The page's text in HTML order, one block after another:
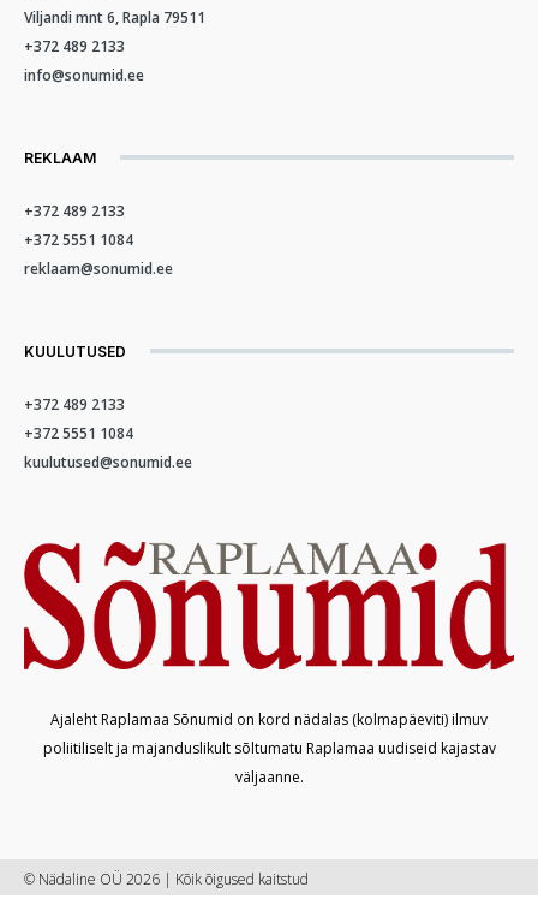
Viljandi mnt 6, Rapla 79511
+372 489 2133
info@sonumid.ee
REKLAAM
+372 489 2133
+372 5551 1084
reklaam@sonumid.ee
KUULUTUSED
+372 489 2133
+372 5551 1084
kuulutused@sonumid.ee
Ajaleht Raplamaa Sõnumid on kord nädalas (kolmapäeviti) ilmuv
poliitiliselt ja majanduslikult sõltumatu Raplamaa uudiseid kajastav
väljaanne.
© Nädaline OÜ 2026 | Kõik õigused kaitstud